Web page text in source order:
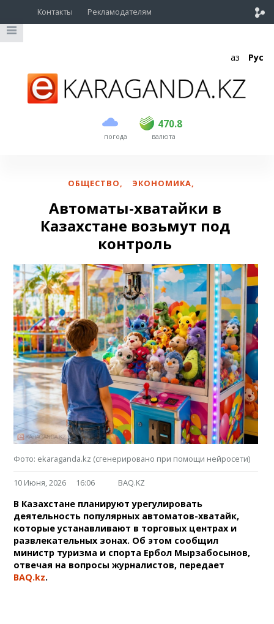
Контакты Рекламодателям
Қаз Рус
погода
470.8
USD 468.5 470.8
EUR валюта
ОБЩЕСТВО, ЭКОНОМИКА,
Автоматы-хватайки в
Казахстане возьмут под
контроль
Фото: ekaraganda.kz (сгенерировано при помощи нейросети)
10 Июня, 2026 16:06 BAQ.KZ
В Казахстане планируют урегулировать
деятельность популярных автоматов-хватайк,
которые устанавливают в торговых центрах и
развлекательных зонах. Об этом сообщил
министр туризма и спорта Ербол Мырзабосынов,
отвечая на вопросы журналистов, передает
BAQ.kz.